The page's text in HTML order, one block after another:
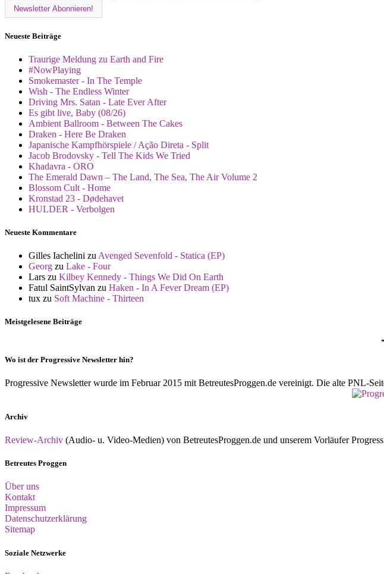
Neueste Beiträge
Traurige Meldung zu Earth and Fire
#NowPlaying
Smokemaster - In The Temple
Wish - The Endless Winter
Driving Mrs. Satan - Late Ever After
Es gibt live, Baby (08/26)
Ambient Ballroom - Between The Cakes
Draken - Here Be Draken
Japanische Kampfhörspiele / Ação Direta - Split
Jacob Brodovsky - Tell The Kids We Tried
Khadavra - ORO
The Emerald Dawn – The Land, The Sea, The Air Volume 2
Blossom Cult - Home
Kronstad 23 - Dødehavet
HULDER - Verbolgen
Neueste Kommentare
Gilles Iachelini zu Avenged Sevenfold - Statica (EP)
Georg zu Lake - Four
Lars zu Kilbey Kennedy - Things We Did On Earth
Fatul SaintSylvan zu Haken - In A Fever Dream (EP)
tux zu Soft Machine - Thirteen
Meistgelesene Beiträge
Wo ist der Progressive Newsletter hin?
Progressive Newsletter wurde im Februar 2015 mit BetreutesProggen.de vereinigt. Die alte PNL-
Archiv
Review-Archiv (Audio- u. Video-Medien) von BetreutesProggen.de und unserem Vorläufer
Betreutes Proggen
Über uns
Kontakt
Impressum
Datenschutzerklärung
Sitemap
Soziale Netzwerke